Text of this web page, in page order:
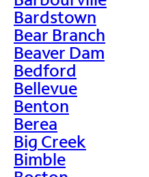
Bardstown
Bear Branch
Beaver Dam
Bedford
Bellevue
Benton
Berea
Big Creek
Bimble